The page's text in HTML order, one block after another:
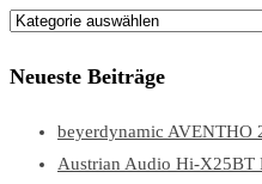
Kategorien
Neueste Beiträge
beyerdynamic AVENTHO
Austrian Audio Hi-X25BT